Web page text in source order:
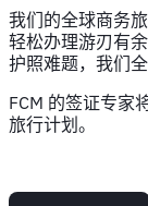
我们的全球商务
轻松办理游刃有
护照难题，我们
FCM 的签证专家
旅行计划。